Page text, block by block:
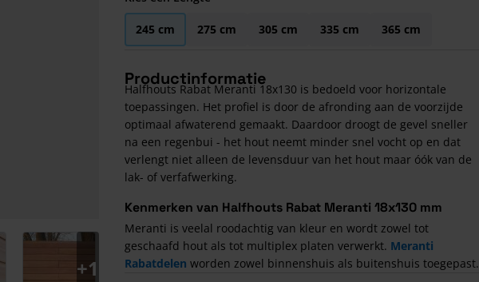
larger imageView larger image
+1
245 cm 275 cm 305 cm 335 cm 365 cm
Productinformatie
Halfhouts Rabat Meranti 18x130 is bedoeld voor horizontale
toepassingen. Het profiel is door de afronding aan de voorzijde
optimaal afwaterend gemaakt. Daardoor droogt de gevel sneller
na een regenbui - het hout neemt minder snel vocht op en dat
verlengt niet alleen de levensduur van het hout maar óók van de
lak- of verfafwerking.
Kenmerken van Halfhouts Rabat Meranti 18x130 mm
Meranti is veelal roodachtig van kleur en wordt zowel tot
geschaafd hout als tot multiplex platen verwerkt. Meranti
Rabatdelen worden zowel binnenshuis als buitenshuis toegepast.